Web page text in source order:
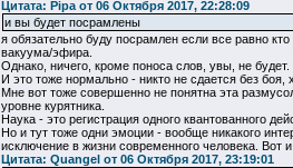
Цитата: Pipa от 06 Октября 2017, 22:28:09
и вы будет посрамлены
я обязательно буду посрамлен если все равно
вакуума/эфира.
Однако, ничего, кроме поноса слов, увы, не будет.
И это тоже нормально - никто не сдается без боя,
Мне вот тоже совершенно не понятна эта
уровне курятника.
Наука - это регистрация одного квантованного
Но и тут тоже одни эмоции - вообще никакого
исключение в жизни современного человека. Вот
Цитата: Quangel от 06 Октября 2017, 23:19:01